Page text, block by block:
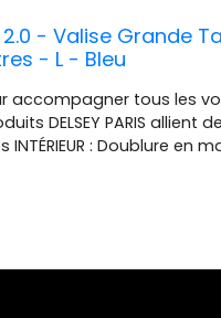
2.0 - Valise Grande
- L - Bleu
accompagner tous les
DELSEY PARIS allient
: Doublure en
: Un bagage sécurisé
PARIS et la serrure